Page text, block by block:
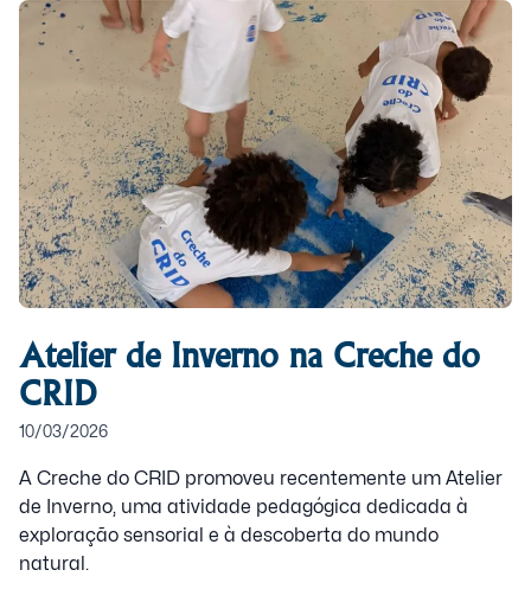
Atelier de Inverno na Creche do
CRID
10/03/2026
A Creche do CRID promoveu recentemente um Atelier
de Inverno, uma atividade pedagógica dedicada à
exploração sensorial e à descoberta do mundo
natural.